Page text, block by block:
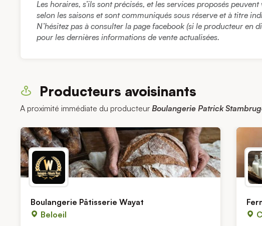
Les horaires, s’ils sont précisés, et les services proposés peuvent
selon les saisons et sont communiqués sous réserve et à titre
N’hésitez pas à consulter la page facebook (si le producteur en
pour les dernières informations de vente actualisées.
Producteurs avoisinants
A proximité immédiate du producteurBoulangerie Patrick
Boulangerie Pâtisserie Wayat
Beloeil